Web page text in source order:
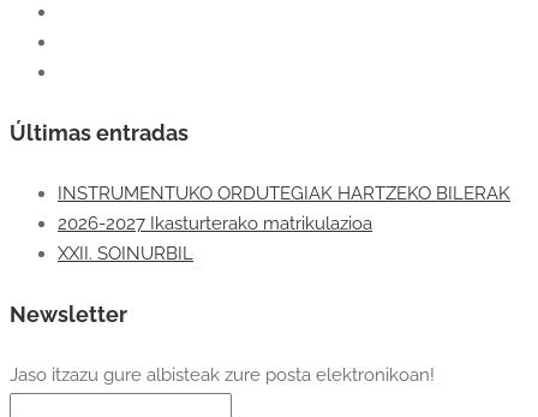
Últimas entradas
INSTRUMENTUKO ORDUTEGIAK HARTZEKO BILERAK
2026-2027 Ikasturterako matrikulazioa
XXII. SOINURBIL
Newsletter
Jaso itzazu gure albisteak zure posta elektronikoan!